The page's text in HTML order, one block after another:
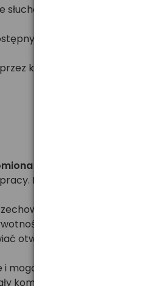
działają również z
na rynku, do 5x więcej
kilka lat! Baterie Rayovac
w urządzeniu.
Podczas eksploatacji baterii
w suchym i
Ponadto warto pamiętać
otwartą na noc - dzięki temu nie
wylać). Unikaj trzymania w
komplet. Nie wolno również